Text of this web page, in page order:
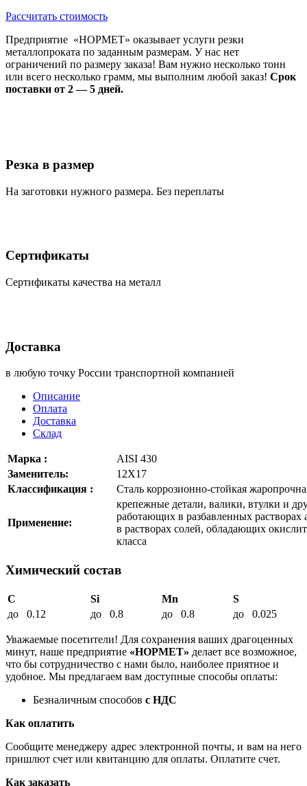
Рассчитать стоимость
Предприятие «НОРМЕТ» оказывает услуги резки
металлопроката по заданным размерам. У нас нет
ограничений по размеру заказа! Вам нужно несколько тонн
или всего несколько грамм, мы выполним любой заказ! Срок
поставки от 2 — 5 дней.
Резка в размер
На заготовки нужного размера. Без переплаты
Сертификаты
Сертификаты качества на металл
Доставка
в любую точку России транспортной компанией
Описание
Оплата
Доставка
Склад
Марка :
AISI 430
Заменитель:
12Х17
Классификация :
Сталь коррозионно-стойкая
Применение:
крепежные детали, валики, втулки и
работающих в разбавленных
в растворах солей, обладающих
класса
Химический состав
C Si Mn
S
до 0.12
до 0.8 до 0.8 до 0.025
Уважаемые посетители! Для сохранения ваших драгоценных
минут, наше предприятие «НОРМЕТ» делает все возможное,
что бы сотрудничество с нами было, наиболее приятное и
удобное. Мы предлагаем вам доступные способы оплаты:
Безналичным способов с НДС
Как оплатить
Сообщите менеджеру адрес электронной почты, и вам на него
пришлют счет или квитанцию для оплаты. Оплатите счет.
Как заказать